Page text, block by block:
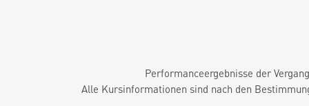
Performanceergebnisse der
Alle Kursinformationen sind nach den